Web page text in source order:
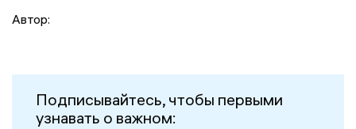
Автор:
Подписывайтесь, чтобы первыми
узнавать о важном: